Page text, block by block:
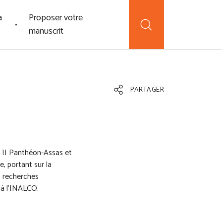
Proposer votre
manuscrit
Panthéon-Assas et
portant sur la
l’INALCO.
PARTAGER